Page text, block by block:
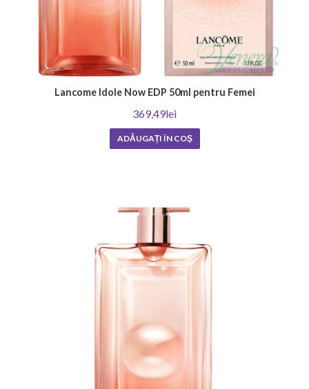
Lancome Idole Now EDP 50ml pentru Femei
369,49lei
ADĂUGAȚI ÎN COŞ